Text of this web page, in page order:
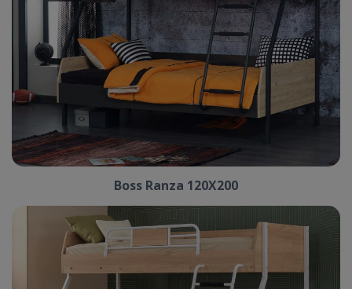
Boss Ranza 120X200